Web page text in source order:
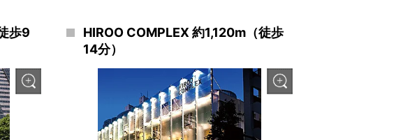
歩9
HIROO COMPLEX 約1,120m（徒歩
14分）